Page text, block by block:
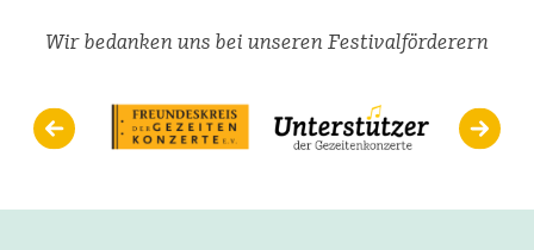
Wir bedanken uns bei unseren Festivalförderern